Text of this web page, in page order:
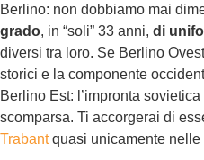
Berlino: non dobbiamo mai
grado, in “soli” 33 anni, di
diversi tra loro. Se Berlino
storici e la componente
Berlino Est: l’impronta
scomparsa. Ti accorgerai di
Trabantquasi unicamente nelle